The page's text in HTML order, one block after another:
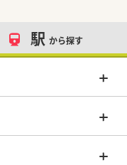
駅 から探す